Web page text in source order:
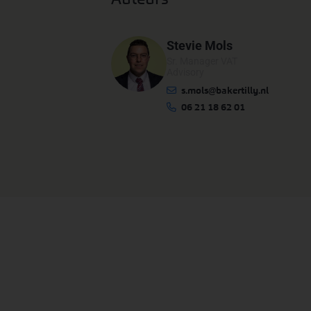
Stevie Mols
s.mols@bakertilly.nl
06 21 18 62 01